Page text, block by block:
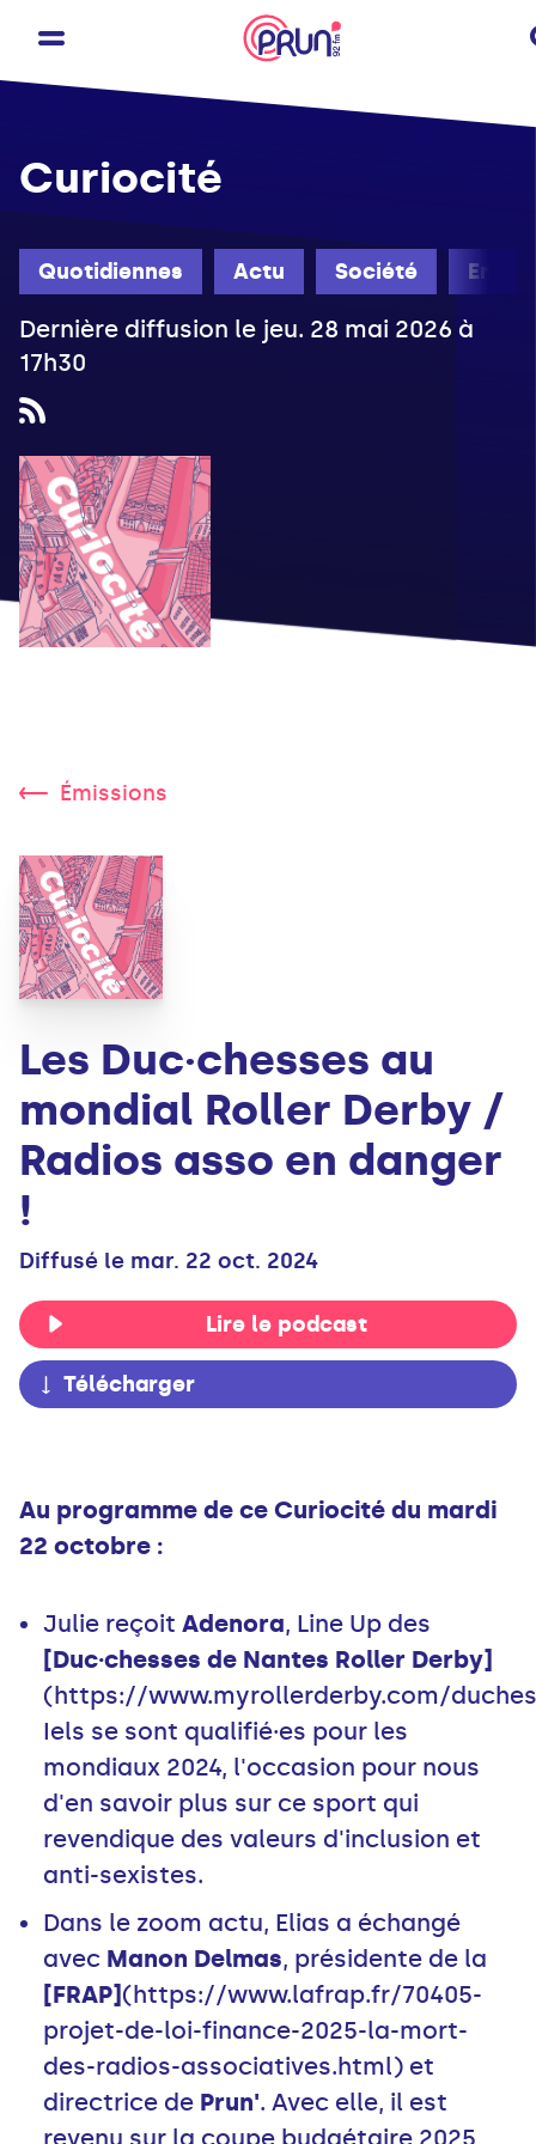
Quotidiennes Actu Société
Curiocité
Dernière diffusion le jeu. 28 mai 2026 à
17h30
Émissions
Les Duc·chesses au
mondial Roller Derby /
Radios asso en danger
!
Diffusé le mar. 22 oct. 2024
Lire le podcast
Télécharger
Au programme de ce Curiocité du mardi
22 octobre :
Julie reçoit Adenora, Line Up des
[Duc·chesses de Nantes Roller Derby]
(https://www.myrollerderby.com/
Iels se sont qualifié·es pour les
mondiaux 2024, l'occasion pour nous
d'en savoir plus sur ce sport qui
revendique des valeurs d'inclusion et
anti-sexistes.
Dans le zoom actu, Elias a échangé
avec Manon Delmas, présidente de la
[FRAP](https://www.lafrap.fr/70405-
projet-de-loi-finance-2025-la-mort-
des-radios-associatives.html) et
directrice de Prun'. Avec elle, il est
revenu sur la coupe budgétaire 2025